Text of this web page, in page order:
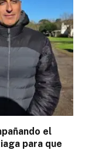
el
para que